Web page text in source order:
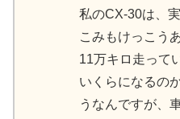
私のCX-30は、
こみもけっこう
11万キロ走って
いくらになるの
うなんですが、